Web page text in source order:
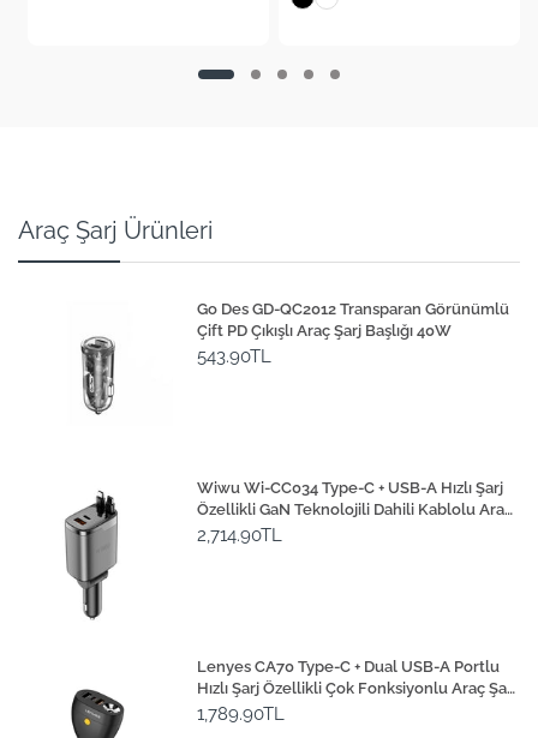
Araç Şarj Ürünleri
Go Des GD-QC2012 Transparan Görünümlü
Çift PD Çıkışlı Araç Şarj Başlığı 40W
543.90TL
Wiwu Wi-CC034 Type-C + USB-A Hızlı Şarj
Özellikli GaN Teknolojili Dahili Kablolu Araç
Şarj Aleti 111W
2,714.90TL
Lenyes CA70 Type-C + Dual USB-A Portlu
Hızlı Şarj Özellikli Çok Fonksiyonlu Araç Şarj
Aleti 20W
1,789.90TL